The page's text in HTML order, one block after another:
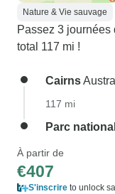
Nature & Vie sauvage
Passez 3
total 117 mi !
Cairns
117 mi
Parc
À partir de
€407
S'inscrire to unlock